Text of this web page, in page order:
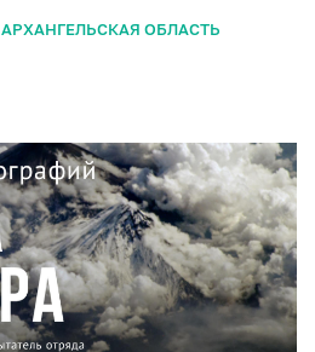
АРХАНГЕЛЬСКАЯ ОБЛАСТЬ